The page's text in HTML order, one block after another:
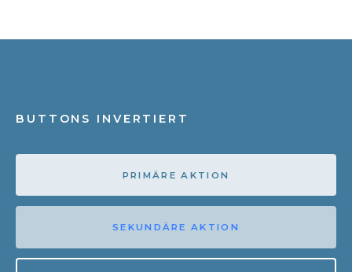
BUTTONS INVERTIERT
PRIMÄRE AKTION
SEKUNDÄRE AKTION